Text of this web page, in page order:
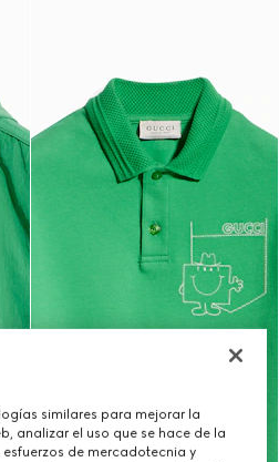
similares para mejorar la
analizar el uso que se hace de la
de mercadotecnia y